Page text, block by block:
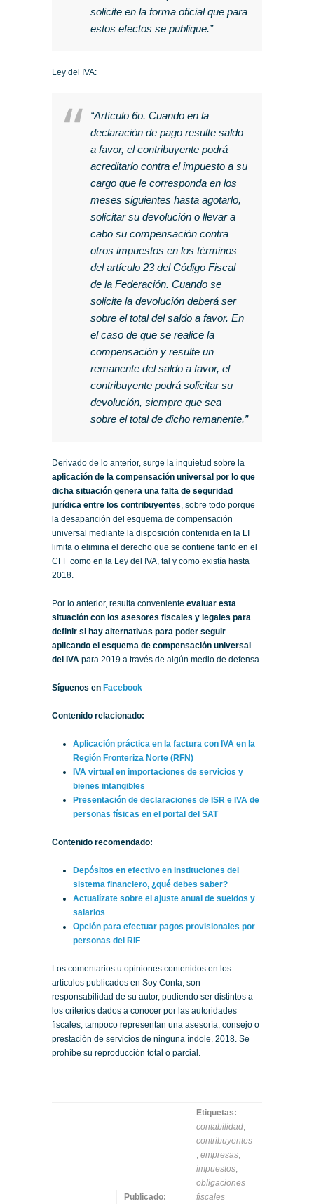
solicite en la forma oficial que para
estos efectos se publique.”
Ley del IVA:
“Artículo 6o. Cuando en la
declaración de pago resulte saldo
a favor, el contribuyente podrá
acreditarlo contra el impuesto a su
cargo que le corresponda en los
meses siguientes hasta agotarlo,
solicitar su devolución o llevar a
cabo su compensación contra
otros impuestos en los términos
del artículo 23 del Código Fiscal
de la Federación. Cuando se
solicite la devolución deberá ser
sobre el total del saldo a favor. En
el caso de que se realice la
compensación y resulte un
remanente del saldo a favor, el
contribuyente podrá solicitar su
devolución, siempre que sea
sobre el total de dicho remanente.”
Derivado de lo anterior, surge la inquietud sobre la
aplicación de la compensación universal por lo que
dicha situación genera una falta de seguridad
jurídica entre los contribuyentes, sobre todo porque
la desaparición del esquema de compensación
universal mediante la disposición contenida en la LI
limita o elimina el derecho que se contiene tanto en el
CFF como en la Ley del IVA, tal y como existía hasta
2018.
Por lo anterior, resulta conveniente evaluar esta
situación con los asesores fiscales y legales para
definir si hay alternativas para poder seguir
aplicando el esquema de compensación universal
del IVA para 2019 a través de algún medio de defensa.
Síguenos en Facebook
Contenido relacionado:
Aplicación práctica en la factura con IVA en la
Región Fronteriza Norte (RFN)
IVA virtual en importaciones de servicios y
bienes intangibles
Presentación de declaraciones de ISR e IVA de
personas físicas en el portal del SAT
Contenido recomendado:
Depósitos en efectivo en instituciones del
sistema financiero, ¿qué debes saber?
Actualízate sobre el ajuste anual de sueldos y
salarios
Opción para efectuar pagos provisionales por
personas del RIF
Los comentarios u opiniones contenidos en los
artículos publicados en Soy Conta, son
responsabilidad de su autor, pudiendo ser distintos a
los criterios dados a conocer por las autoridades
fiscales; tampoco representan una asesoría, consejo o
prestación de servicios de ninguna índole. 2018. Se
prohíbe su reproducción total o parcial.
Publicado:
Etiquetas:
contabilidad,
contribuyentes
, empresas,
impuestos,
obligaciones
fiscales